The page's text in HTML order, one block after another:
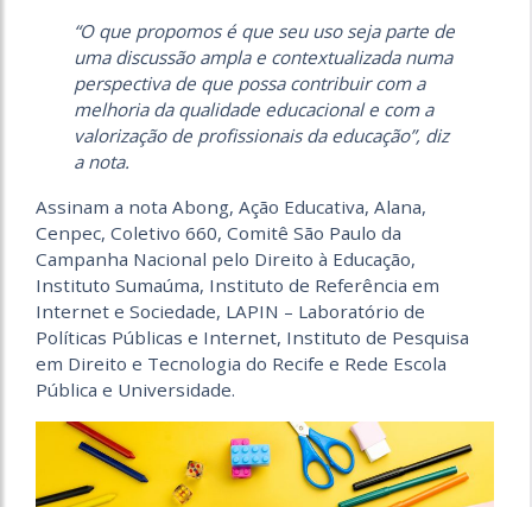
“O que propomos é que seu uso seja parte de
uma discussão ampla e contextualizada numa
perspectiva de que possa contribuir com a
melhoria da qualidade educacional e com a
valorização de profissionais da educação”, diz
a nota.
Assinam a nota Abong, Ação Educativa, Alana,
Cenpec, Coletivo 660, Comitê São Paulo da
Campanha Nacional pelo Direito à Educação,
Instituto Sumaúma, Instituto de Referência em
Internet e Sociedade, LAPIN – Laboratório de
Políticas Públicas e Internet, Instituto de Pesquisa
em Direito e Tecnologia do Recife e Rede Escola
Pública e Universidade.